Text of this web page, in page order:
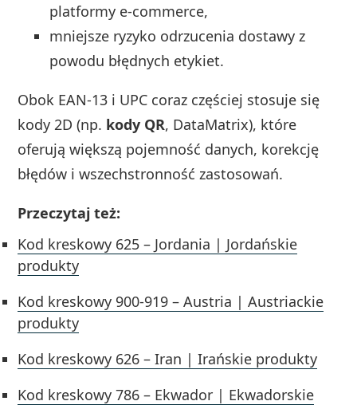
platformy e‑commerce,
mniejsze ryzyko odrzucenia dostawy z
powodu błędnych etykiet.
Obok EAN‑13 i UPC coraz częściej stosuje się
kody 2D (np. kody QR, DataMatrix), które
oferują większą pojemność danych, korekcję
błędów i wszechstronność zastosowań.
Przeczytaj też:
Kod kreskowy 625 – Jordania | Jordańskie
produkty
Kod kreskowy 900-919 – Austria | Austriackie
produkty
Kod kreskowy 626 – Iran | Irańskie produkty
Kod kreskowy 786 – Ekwador | Ekwadorskie